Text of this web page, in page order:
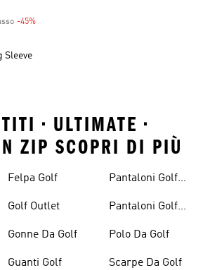
-45%
Sleeve
• ULTIMATE •
ZIP SCOPRI DI PIÙ
Felpa Golf
Golf Outlet
Gonne Da Golf
Guanti Golf
Pantaloni Golf
Pantaloni Golf
Polo Da Golf
Scarpe Da Golf